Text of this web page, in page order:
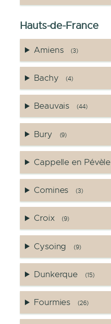
Hauts-de-France
Amiens (3)
Bachy (4)
Beauvais (44)
Bury (9)
Cappelle en Pévèle
Comines (3)
Croix (9)
Cysoing (9)
Dunkerque (15)
Fourmies (26)